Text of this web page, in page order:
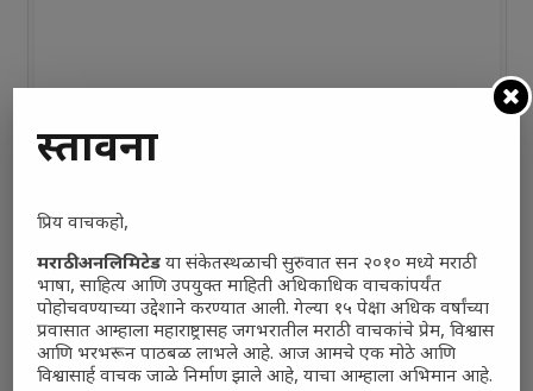
प्रस्तावना
प्रिय वाचकहो,
मराठी अनलिमिटेड या संकेतस्थळाची सुरुवात सन २०१० मध्ये मराठी
भाषा, साहित्य आणि उपयुक्त माहिती अधिकाधिक वाचकांपर्यंत
पोहोचवण्याच्या उद्देशाने करण्यात आली. गेल्या १५ पेक्षा अधिक वर्षांच्या
प्रवासात आम्हाला महाराष्ट्रासह जगभरातील मराठी वाचकांचे प्रेम, विश्वास
आणि भरभरून पाठबळ लाभले आहे. आज आमचे एक मोठे आणि
विश्वासार्ह वाचक जाळे निर्माण झाले आहे, याचा आम्हाला अभिमान आहे.